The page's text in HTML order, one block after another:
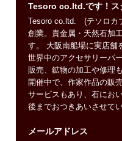
Tesoro co.ltd.です！ス
Tesoro co.ltd. (テソロカ
創業。貴金属・天然石加
す。 大阪南船場に実店舗
世界中のアクセサリーパ
販売、鉱物の加工や修理
開催中で、作家作品の販
サービスもあり、石にお
後までおつきあいさせて
メールアドレス